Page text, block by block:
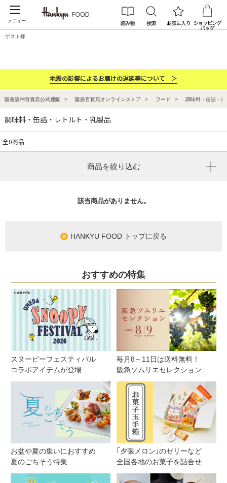
メニュー
ゲスト様
地震の影響によるお届けの遅延等について ＞
阪急阪神百貨店公式通販 阪急百貨店オンラインストア フード 調味料・缶詰・
商品を絞り込む
調味料・缶詰・レトルト・乳製品
全0商品
該当商品がありません。
HANKYU FOOD トップに戻る
おすすめの特集
スヌーピーフェスティバル
コラボアイテムが登場
毎月8～11日は送料無料！
阪急ソムリエセレクション
お盆や夏の集いにおすすめ
夏のごちそう特集
｢夕張メロン｣のゼリーなど
全国各地のお菓子を詰合せ